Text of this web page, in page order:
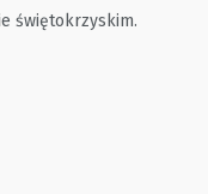
świętokrzyskim.